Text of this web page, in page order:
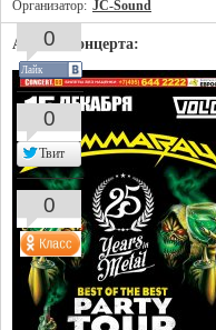
Организатор: JC-Sound
Афиша концерта:
0
Лайк
0
Твит
0